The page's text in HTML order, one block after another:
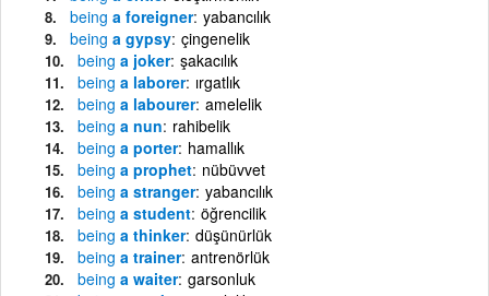
being a foreigner yabancılık
being a gypsy çingenelik
being a joker şakacılık
being a laborer ırgatlık
being a labourer amelelik
being a nun rahibelik
being a porter hamallık
being a prophet nübüvvet
being a stranger yabancılık
being a student öğrencilik
being a thinker düşünürlük
being a trainer antrenörlük
being a waiter garsonluk